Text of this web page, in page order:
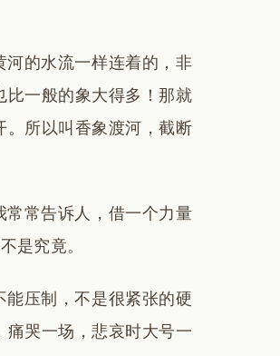
河的水流一样连着的，非
比一般的象大得多！那就
。所以叫香象渡河，截断
常常告诉人，借一个力量
是究竟。
压制，不是很紧张的硬
哭一场，悲哀时大号一